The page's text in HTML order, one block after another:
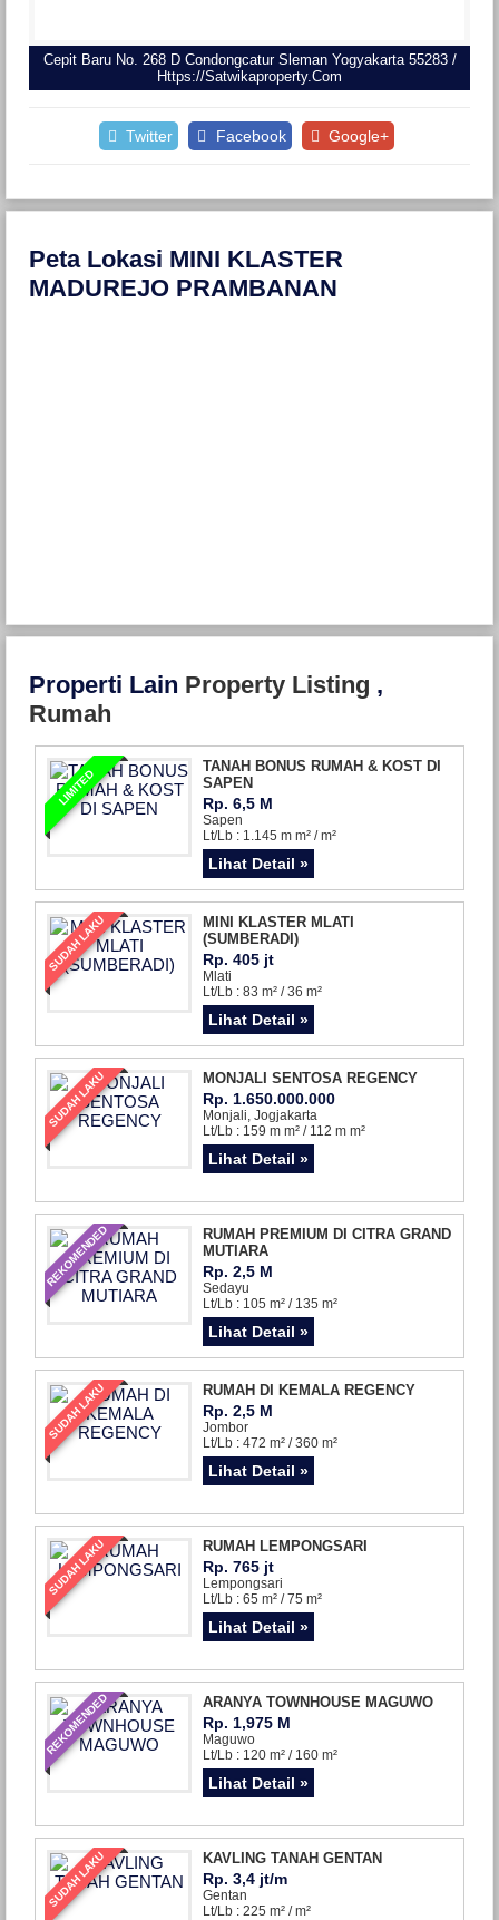
Cepit Baru No. 268 D Condongcatur Sleman Yogyakarta 55283 /
Https://satwikaproperty.com
Twitter Facebook Google+
Peta Lokasi MINI KLASTER
MADUREJO PRAMBANAN
Properti Lain Property Listing ,
Rumah
LIMITED
TANAH BONUS RUMAH & KOST DI
SAPEN
Rp. 6,5 M
Sapen
Lt/Lb : 1.145 m m² / m²
Lihat Detail »
SUDAH LAKU
MINI KLASTER MLATI
(SUMBERADI)
Rp. 405 jt
Mlati
Lt/Lb : 83 m² / 36 m²
Lihat Detail »
SUDAH LAKU MONJALI SENTOSA REGENCY
Rp. 1.650.000.000
Monjali, Jogjakarta
Lt/Lb : 159 m m² / 112 m m²
Lihat Detail »
REKOMENDED
RUMAH PREMIUM DI CITRA GRAND
MUTIARA
Rp. 2,5 M
Sedayu
Lt/Lb : 105 m² / 135 m²
Lihat Detail »
SUDAH LAKU RUMAH DI KEMALA REGENCY
Rp. 2,5 M
Jombor
Lt/Lb : 472 m² / 360 m²
Lihat Detail »
SUDAH LAKU RUMAH LEMPONGSARI
Rp. 765 jt
Lempongsari
Lt/Lb : 65 m² / 75 m²
Lihat Detail »
REKOMENDED ARANYA TOWNHOUSE MAGUWO
Rp. 1,975 M
Maguwo
Lt/Lb : 120 m² / 160 m²
Lihat Detail »
SUDAH LAKU KAVLING TANAH GENTAN
Rp. 3,4 jt/m
Gentan
Lt/Lb : 225 m² / m²